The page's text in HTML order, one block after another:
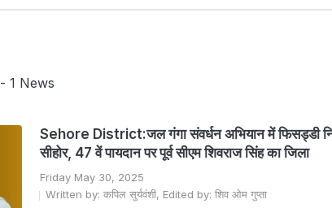
- 1 News
Sehore District:जल गंगा संवर्धन अभियान में फिसड्डी
सीहोर, 47 वें पायदान पर पूर्व सीएम शिवराज सिंह का जिला
Friday May 30, 2025
Written by: कपिल सुर्यवंशी, Edited by: शिव ओम गुप्ता